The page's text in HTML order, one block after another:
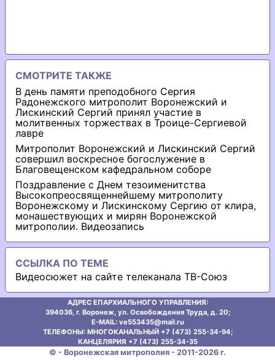
СМОТРИТЕ ТАКЖЕ
В день памяти преподобного Сергия
Радонежского митрополит Воронежский и
Лискинский Сергий принял участие в
молитвенных торжествах в Троице-Сергиевой
лавре
Митрополит Воронежский и Лискинский Сергий
совершил воскресное богослужение в
Благовещенском кафедральном соборе
Поздравление с Днем тезоименитства
Высокопреосвященнейшему митрополиту
Воронежскому и Лискинскому Сергию от клира,
монашествующих и мирян Воронежской
митрополии. Видеозапись
ССЫЛКА ПО ТЕМЕ
Видеосюжет на сайте телеканала ТВ-Союз
АДРЕС ЕПАРХИАЛЬНОГО УПРАВЛЕНИЯ:
394036, г. Воронеж, ул. Освобождения Труда, д. 20;
E-MAIL: ve553435@mаil.ru
ТЕЛЕФОНЫ: МНОГОКАНАЛЬНЫЙ +7 (473) 255-34-94;
КАНЦЕЛЯРИЯ +7 (473) 255-34-35
© - Воронежская митрополия - 2011-2026 г.